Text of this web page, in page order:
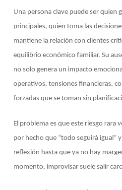
Una persona clave puede ser quien
principales, quien toma las
mantiene la relación con clientes
equilibrio económico familiar. Su
no solo genera un impacto
operativos, tensiones financieras,
forzadas que se toman sin
El problema es que este riesgo rara
por hecho que “todo seguirá igual”
reflexión hasta que ya no hay
momento, improvisar suele salir